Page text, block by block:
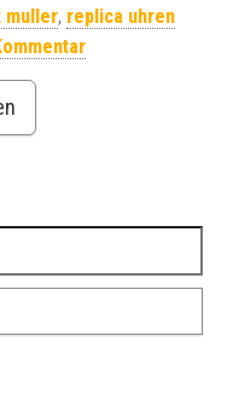
muller, replica uhren